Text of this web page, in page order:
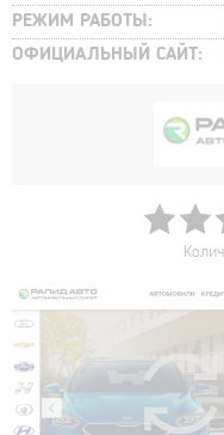
РЕЖИМ РАБОТЫ:
ОФИЦИАЛЬНЫЙ САЙТ: